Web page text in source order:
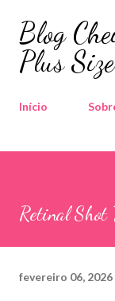
Blog
Plus Size
Início
Retinal Shot
fevereiro 06, 2026